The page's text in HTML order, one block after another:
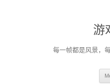
游
每一帧都是风景，